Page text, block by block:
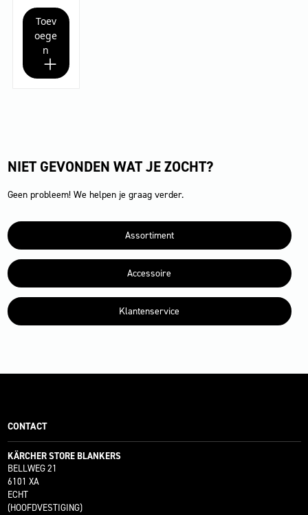
170Ah
W
Classic
Bp
Pack
170Ah
aantal
Toev
oege
n
NIET GEVONDEN WAT JE ZOCHT?
Geen probleem! We helpen je graag verder.
Assortiment
Accessoire
Klantenservice
CONTACT
KÄRCHER STORE BLANKERS
BELLWEG 21
6101 XA
ECHT
(HOOFDVESTIGING)